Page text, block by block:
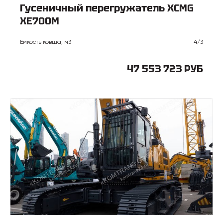
Гусеничный перегружатель XCMG
XE700M
Емкость ковша, м3 4/3
47 553 723 РУБ